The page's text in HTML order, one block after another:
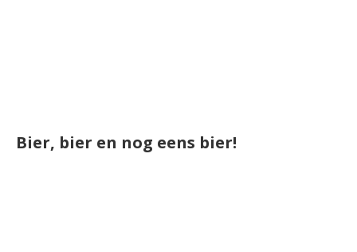
Bier, bier en nog eens bier!